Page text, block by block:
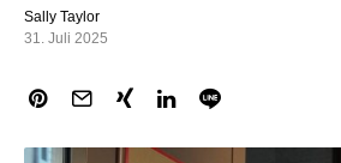
Sally Taylor
31. Juli 2025